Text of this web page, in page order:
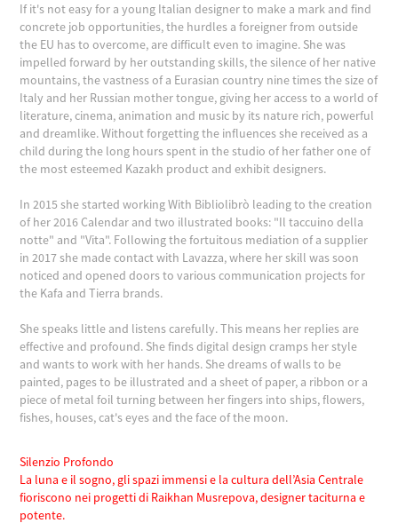
If it's not easy for a young Italian designer to make a mark and find
concrete job opportunities, the hurdles a foreigner from outside
the EU has to overcome, are difficult even to imagine. She was
impelled forward by her outstanding skills, the silence of her native
mountains, the vastness of a Eurasian country nine times the size of
Italy and her Russian mother tongue, giving her access to a world of
literature, cinema, animation and music by its nature rich, powerful
and dreamlike. Without forgetting the influences she received as a
child during the long hours spent in the studio of her father one of
the most esteemed Kazakh product and exhibit designers.
In 2015 she started working With Bibliolibrò leading to the creation
of her 2016 Calendar and two illustrated books: "Il taccuino della
notte" and "Vita". Following the fortuitous mediation of a supplier
in 2017 she made contact with Lavazza, where her skill was soon
noticed and opened doors to various communication projects for
the Kafa and Tierra brands.
She speaks little and listens carefully. This means her replies are
effective and profound. She finds digital design cramps her style
and wants to work with her hands. She dreams of walls to be
painted, pages to be illustrated and a sheet of paper, a ribbon or a
piece of metal foil turning between her fingers into ships, flowers,
fishes, houses, cat's eyes and the face of the moon.
Silenzio Profondo
La luna e il sogno, gli spazi immensi e la cultura dell’Asia Centrale
fioriscono nei progetti di Raikhan Musrepova, designer taciturna e
potente.